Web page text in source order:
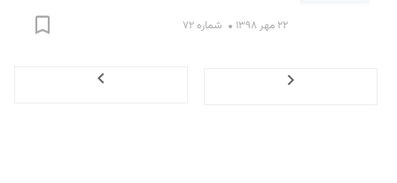
۲۲ مهر ۱۳۹۸ شماره ۷۲